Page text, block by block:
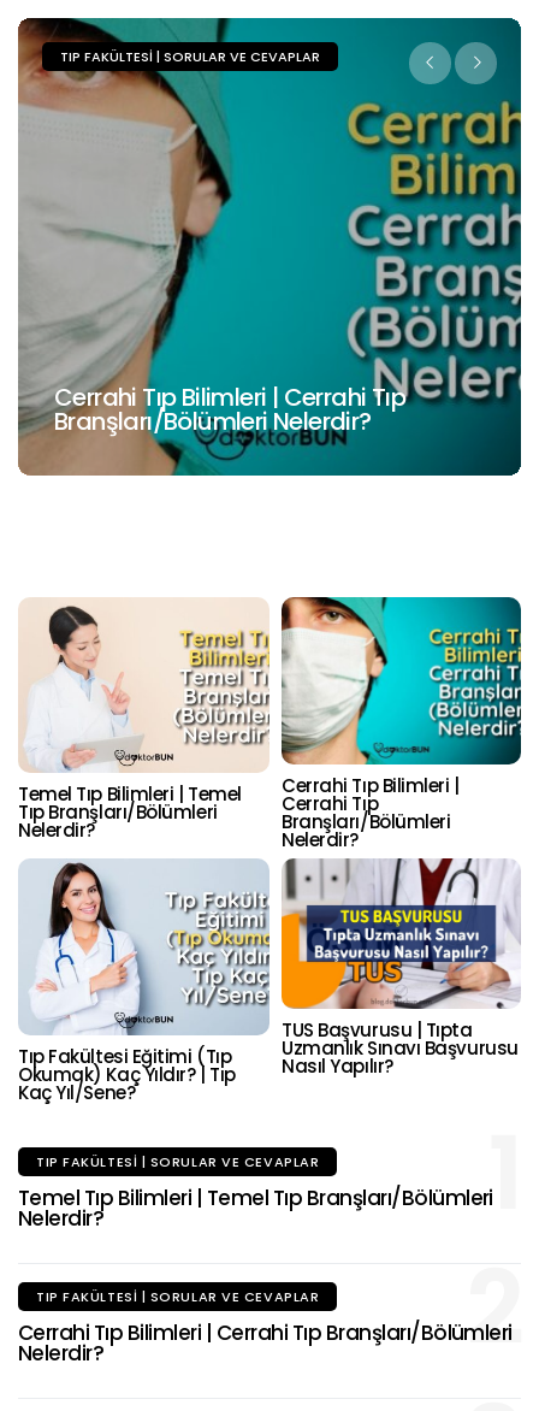
TIP FAKÜLTESI | SORULAR VE CEVAPLAR
Cerrahi Tıp Bilimleri | Cerrahi Tıp
Branşları/Bölümleri Nelerdir?
Temel Tıp Bilimleri | Temel
Tıp Branşları/Bölümleri
Nelerdir?
Cerrahi Tıp Bilimleri |
Cerrahi Tıp
Branşları/Bölümleri
Nelerdir?
Tıp Fakültesi Eğitimi (Tıp
Okumak) Kaç Yıldır? | Tıp
Kaç Yıl/Sene?
TUS Başvurusu | Tıpta
Uzmanlık Sınavı Başvurusu
Nasıl Yapılır?
1
TIP FAKÜLTESI | SORULAR VE CEVAPLAR
Temel Tıp Bilimleri | Temel Tıp Branşları/Bölümleri
Nelerdir?
2
TIP FAKÜLTESI | SORULAR VE CEVAPLAR
Cerrahi Tıp Bilimleri | Cerrahi Tıp Branşları/Bölümleri
Nelerdir?